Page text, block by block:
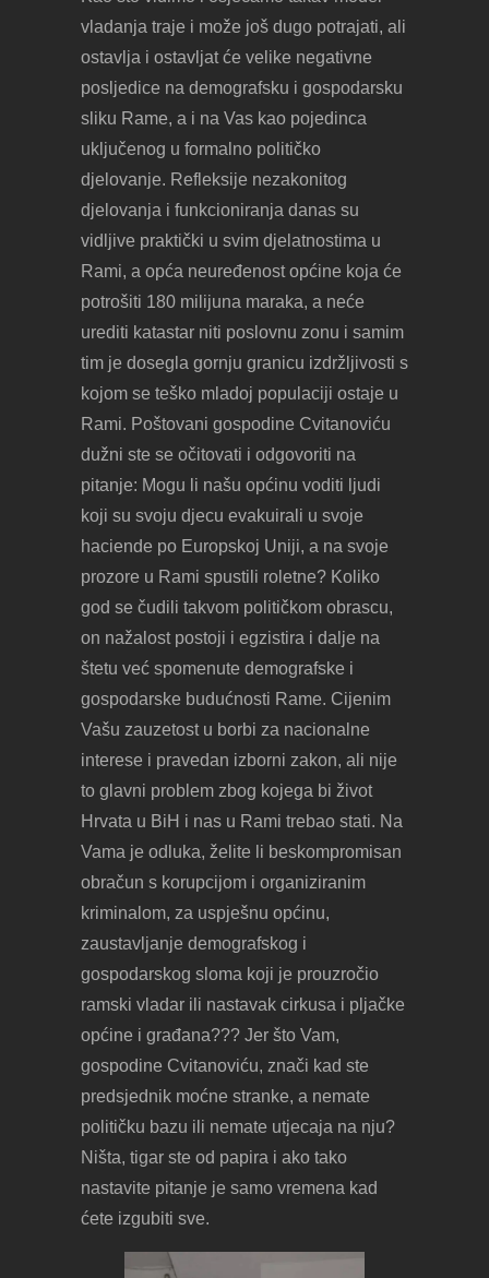
vladanja traje i može još dugo potrajati, ali
ostavlja i ostavljat će velike negativne
posljedice na demografsku i gospodarsku
sliku Rame, a i na Vas kao pojedinca
uključenog u formalno političko
djelovanje. Refleksije nezakonitog
djelovanja i funkcioniranja danas su
vidljive praktički u svim djelatnostima u
Rami, a opća neuređenost općine koja će
potrošiti 180 milijuna maraka, a neće
urediti katastar niti poslovnu zonu i samim
tim je dosegla gornju granicu izdržljivosti s
kojom se teško mladoj populaciji ostaje u
Rami. Poštovani gospodine Cvitanoviću
dužni ste se očitovati i odgovoriti na
pitanje: Mogu li našu općinu voditi ljudi
koji su svoju djecu evakuirali u svoje
haciende po Europskoj Uniji, a na svoje
prozore u Rami spustili roletne? Koliko
god se čudili takvom političkom obrascu,
on nažalost postoji i egzistira i dalje na
štetu već spomenute demografske i
gospodarske budućnosti Rame. Cijenim
Vašu zauzetost u borbi za nacionalne
interese i pravedan izborni zakon, ali nije
to glavni problem zbog kojega bi život
Hrvata u BiH i nas u Rami trebao stati. Na
Vama je odluka, želite li beskompromisan
obračun s korupcijom i organiziranim
kriminalom, za uspješnu općinu,
zaustavljanje demografskog i
gospodarskog sloma koji je prouzročio
ramski vladar ili nastavak cirkusa i pljačke
općine i građana??? Jer što Vam,
gospodine Cvitanoviću, znači kad ste
predsjednik moćne stranke, a nemate
političku bazu ili nemate utjecaja na nju?
Ništa, tigar ste od papira i ako tako
nastavite pitanje je samo vremena kad
ćete izgubiti sve.